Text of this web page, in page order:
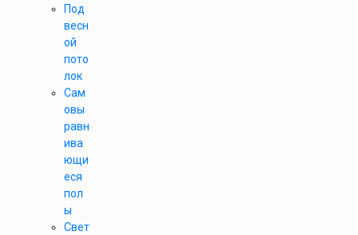
Под
весн
ой
пото
лок
Сам
овы
равн
ива
ющи
еся
пол
ы
Свет